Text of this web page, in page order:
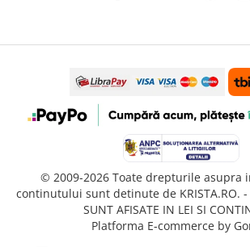
© 2009-2026 Toate drepturile asupra
continutului sunt detinute de KRISTA.RO. -
SUNT AFISATE IN LEI SI
Platforma E-commerce by